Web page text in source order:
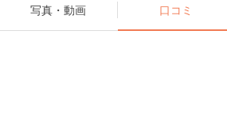
写真・動画 口コミ